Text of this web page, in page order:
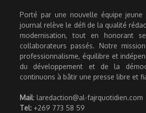
Porté par une nouvelle équipe jeune
journal relève le défi de la qualité
modernisation, tout en honorant
collaborateurs passés. Notre
professionnalisme, équilibre et
du développement et de la
continuons à bâtir une presse libre et
Mail: laredaction@al-fajrquotidien.com
Tel: +269 773 58 59